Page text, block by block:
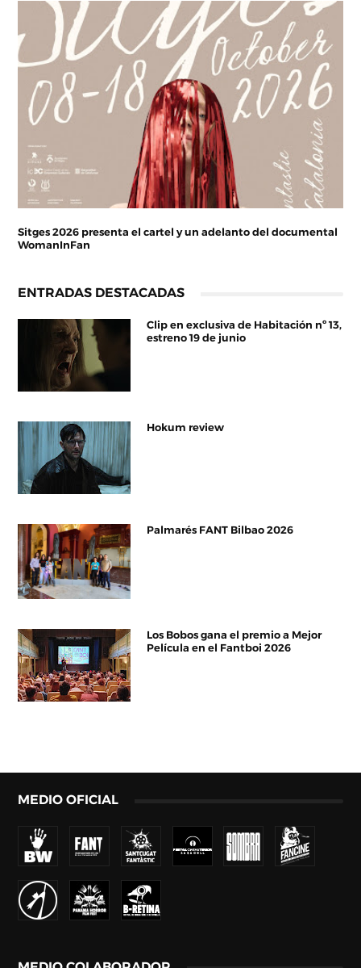
Sitges 2026 presenta el cartel y un adelanto del documental
WomanInFan
ENTRADAS DESTACADAS
Clip en exclusiva de Habitación nº 13,
estreno 19 de junio
Hokum review
Palmarés FANT Bilbao 2026
Los Bobos gana el premio a Mejor
Película en el Fantboi 2026
MEDIO OFICIAL